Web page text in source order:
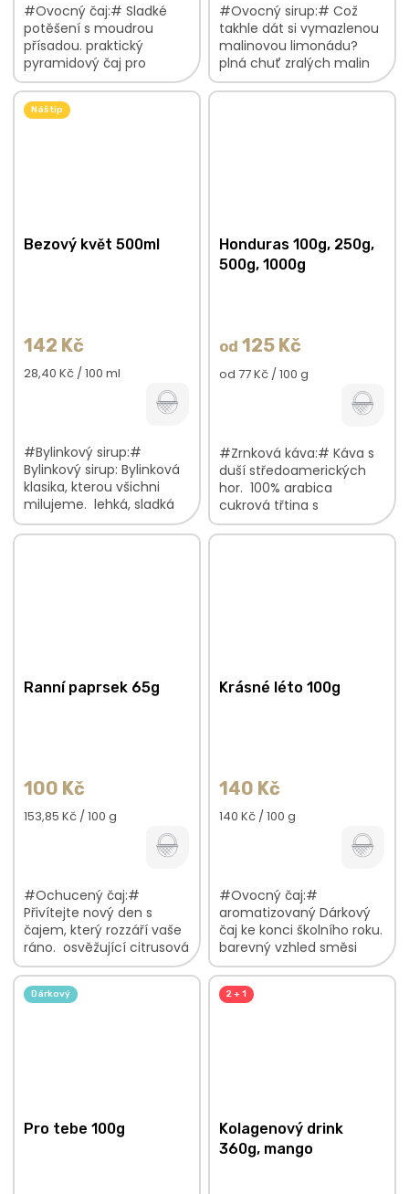
#Ovocný čaj:# Sladké
potěšení s moudrou
přísadou. praktický
pyramidový čaj pro
rychlou přípravu sladká
chuť jahod s bylinkovými
tóny poctivá ruční výroba
#Ovocný sirup:# Což
takhle dát si vymazlenou
malinovou limonádu?
plná chuť zralých malin
bez přidaných
konzervantů, umělých
Náš tip
Bezový květ 500ml
142 Kč
Měrná
28,40 Kč / 100 ml
#Bylinkový sirup:#
Bylinkový sirup: Bylinková
klasika, kterou všichni
milujeme. lehká, sladká
chuť bezových květů bez
přidaných konzervantů,
Honduras 100g, 250g,
500g, 1000g
od 125 Kč
Měrná
od 77 Kč / 100 g
#Zrnková káva:# Káva s
duší středoamerických
hor. 100% arabica
cukrová třtina s
tabákovými podtóny
praženo na espresso
Ranní paprsek 65g
100 Kč
Měrná
153,85 Kč / 100 g
#Ochucený čaj:#
Přivítejte nový den s
čajem, který rozzáří vaše
ráno. osvěžující citrusová
chuť směs zeleného čaje
s bylinkami a
pomerančovou kůrou
Krásné léto 100g
140 Kč
Měrná
140 Kč / 100 g
#Ovocný čaj:#
aromatizovaný Dárkový
čaj ke konci školního roku.
barevný vzhled směsi
sladká chuť manga s
lehkými spicy tóny ideální
letní ovocný čaj V
Dárkový
Pro tebe 100g
2 + 1
Kolagenový drink
360g, mango